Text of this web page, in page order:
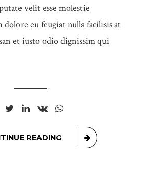
velit esse molestie
dolore eu feugiat nulla facilisis at
et iusto odio dignissim qui
READING